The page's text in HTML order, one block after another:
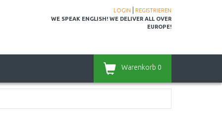
LOGIN
REGISTRIEREN
WE SPEAK ENGLISH! WE DELIVER ALL OVER
EUROPE!
Warenkorb 0